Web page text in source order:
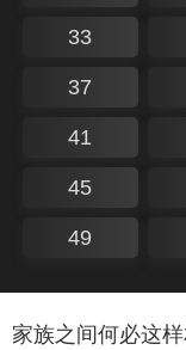
33
37
41
45
49
家族之间何必这